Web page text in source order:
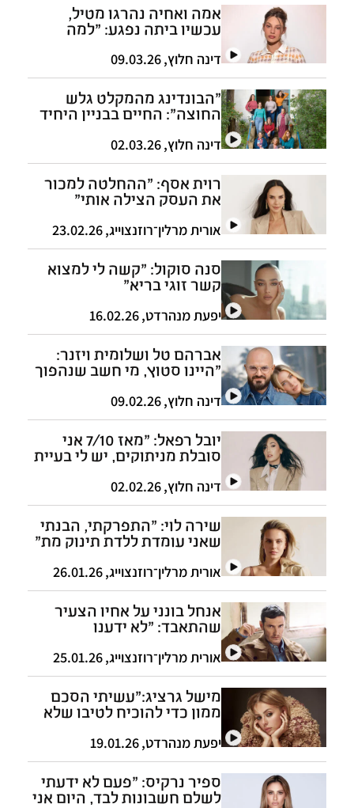
אמה ואחיה נהרגו מטיל,
עכשיו ביתה נפגע: "למה
דינה חלוץ,
09.03.26
"הבונדינג מהמקלט גלש
החוצה": החיים בבניין היחיד
דינה חלוץ,
02.03.26
רוית אסף: "ההחלטה למכור
את העסק הצילה אותי"
אורית מרלין־רוזנצוייג,
23.02.26
סנה סוקול: "קשה לי למצוא
קשר זוגי בריא"
יפעת מנהרדט,
16.02.26
אברהם טל ושלומית ויזנר:
"היינו סטוץ, מי חשב שנהפוך
דינה חלוץ,
09.02.26
יובל רפאל: "מאז 7/10 אני
סובלת מניתוקים, יש לי בעיית
דינה חלוץ,
02.02.26
שירה לוי: "התפרקתי, הבנתי
שאני עומדת ללדת תינוק מת"
אורית מרלין־רוזנצוייג,
26.01.26
אנחל בונני על אחיו הצעיר
שהתאבד: "לא ידענו
אורית מרלין־רוזנצוייג,
25.01.26
מישל גרציג:"עשיתי הסכם
ממון כדי להוכיח לטיבו שלא
באתי להתלבש לו על הכסף"
יפעת מנהרדט,
19.01.26
ספיר נרקיס: "פעם לא ידעתי
לשלם חשבונות לבד, היום אני